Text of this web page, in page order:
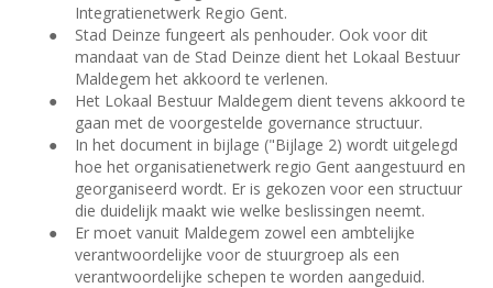
Integratienetwerk Regio Gent.
●
Stad Deinze fungeert als penhouder. Ook voor dit
mandaat van de Stad Deinze dient het Lokaal Bestuur
Maldegem het akkoord te verlenen.
●
Het Lokaal Bestuur Maldegem dient tevens akkoord te
gaan met de voorgestelde governance structuur.
●
In het document in bijlage ("Bijlage 2) wordt uitgelegd
hoe het organisatienetwerk regio Gent aangestuurd en
georganiseerd wordt. Er is gekozen voor een structuur
die duidelijk maakt wie welke beslissingen neemt.
●
Er moet vanuit Maldegem zowel een ambtelijke
verantwoordelijke voor de stuurgroep als een
verantwoordelijke schepen te worden aangeduid.